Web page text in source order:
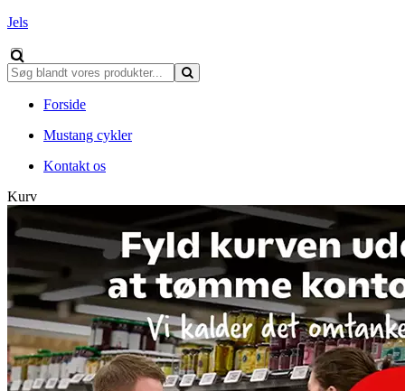
Jels
Forside
Mustang cykler
Kontakt os
Kurv